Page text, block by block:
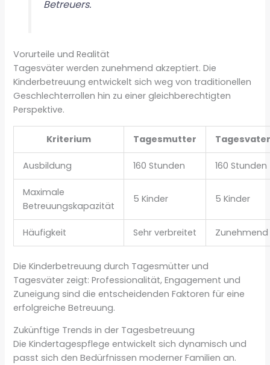
Betreuers.
Vorurteile und Realität
Tagesväter werden zunehmend akzeptiert. Die
Kinderbetreuung entwickelt sich weg von traditionellen
Geschlechterrollen hin zu einer gleichberechtigten
Perspektive.
Kriterium Tagesmutter
Ausbildung 160 Stunden 160 Stunden
Maximale
Betreuungskapazität
5 Kinder 5 Kinder
Häufigkeit Sehr verbreitet Zunehmend
Die Kinderbetreuung durch Tagesmütter und
Tagesväter zeigt: Professionalität, Engagement und
Zuneigung sind die entscheidenden Faktoren für eine
erfolgreiche Betreuung.
Zukünftige Trends in der Tagesbetreuung
Die Kindertagespflege entwickelt sich dynamisch und
passt sich den Bedürfnissen moderner Familien an.